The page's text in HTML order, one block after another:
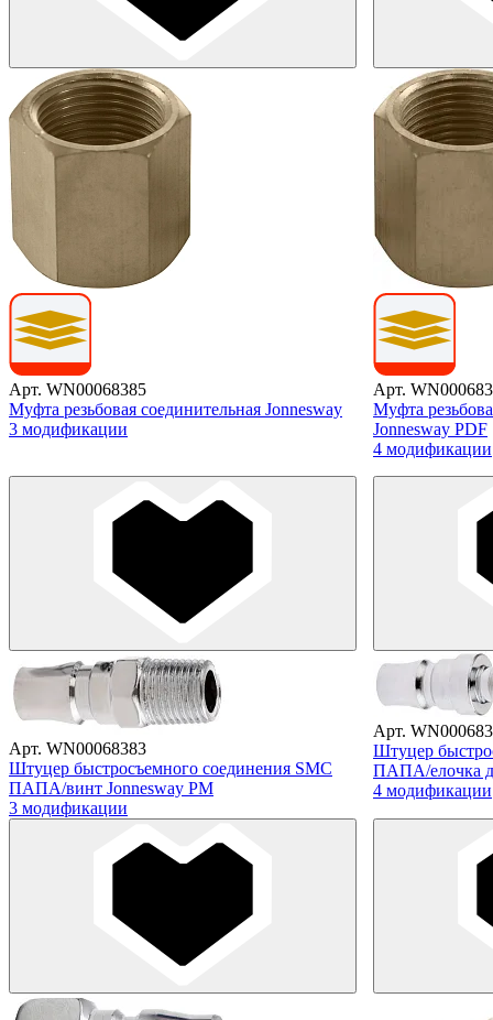
Арт. WN00068385
Муфта резьбовая соединительная Jonnesway
3 модификации
Арт.
Муфта
Jonnesway PDF
4 модификации
Арт. WN00068383
Штуцер быстросъемного соединения SMC
ПАПА/винт Jonnesway PM
3 модификации
Арт.
Штуцер
ПАПА/елочка
4 модификации